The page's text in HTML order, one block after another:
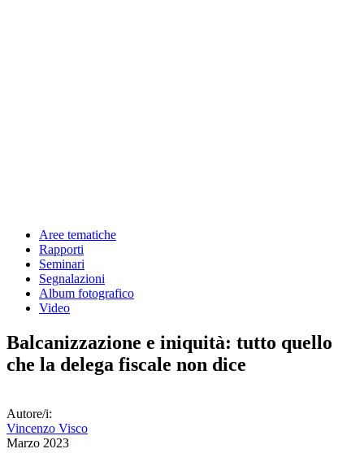
Aree tematiche
Rapporti
Seminari
Segnalazioni
Album fotografico
Video
Balcanizzazione e iniquità: tutto quello
che la delega fiscale non dice
Autore/i:
Vincenzo Visco
Marzo 2023